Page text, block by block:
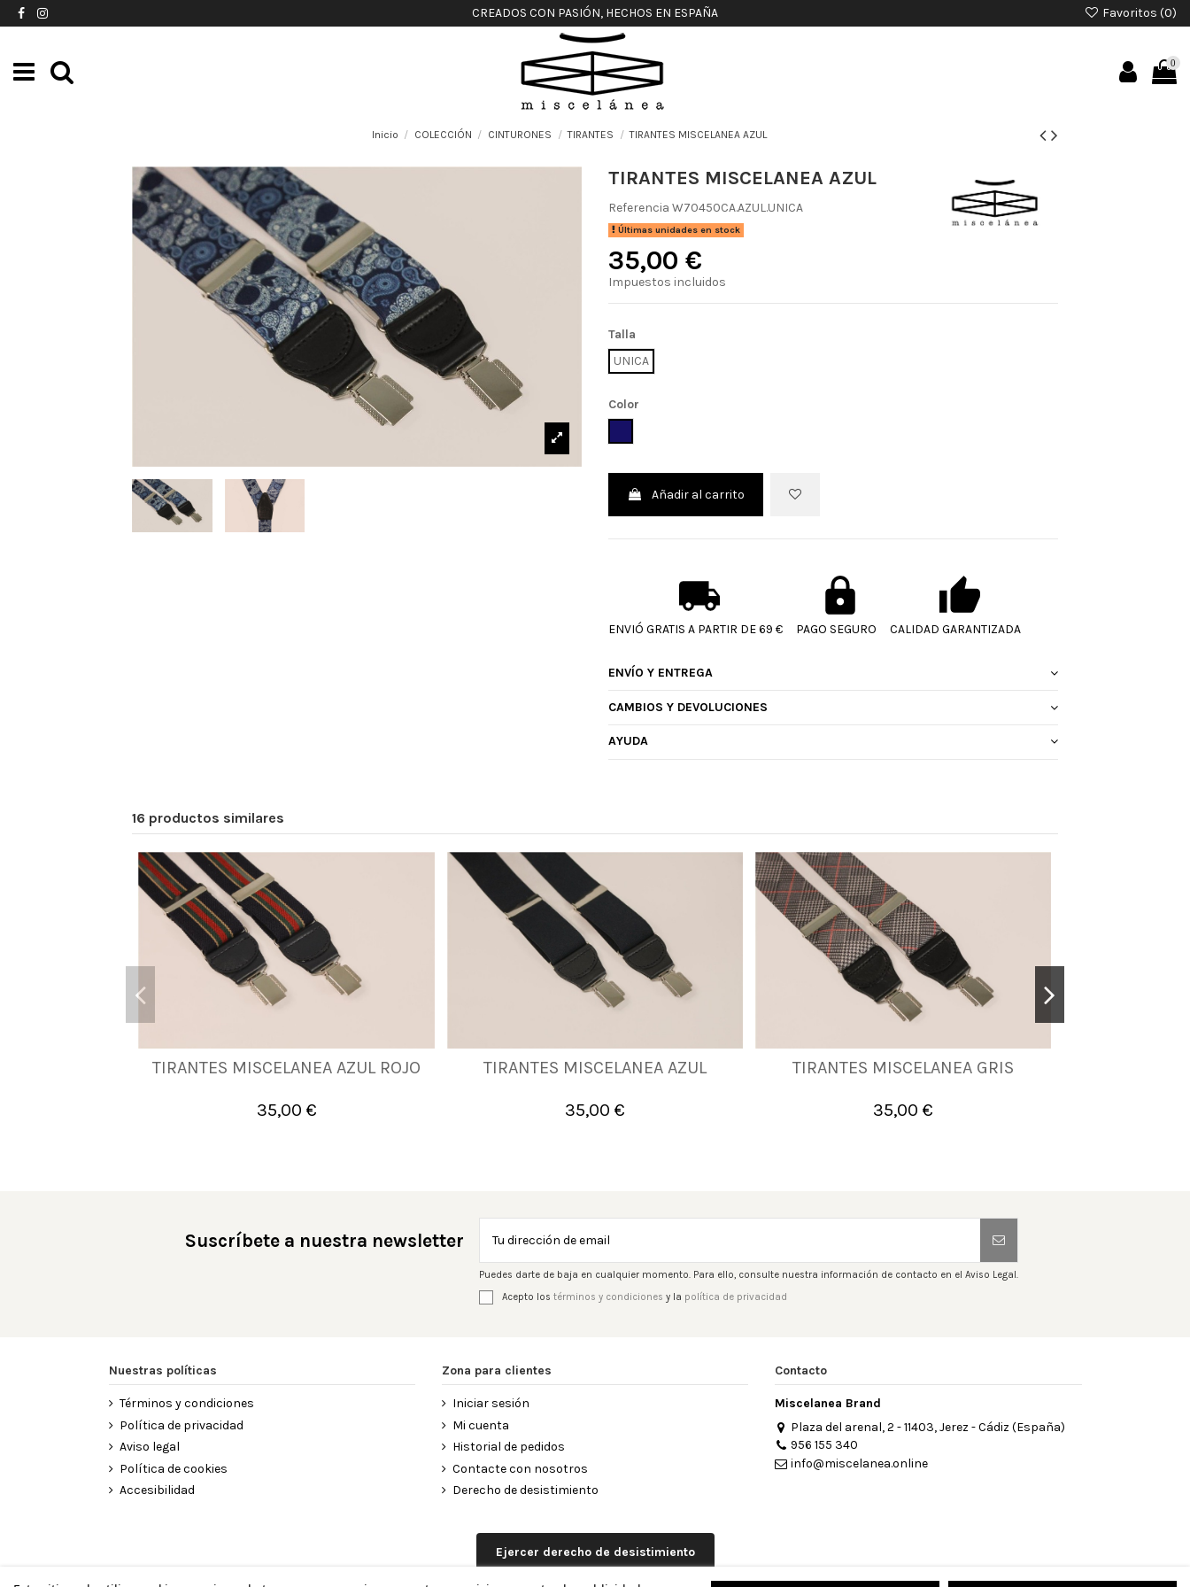
CREADOS CON PASIÓN, HECHOS EN ESPAÑA Favoritos (0)
0
Inicio COLECCIÓN CINTURONES TIRANTES TIRANTES MISCELANEA AZUL
TIRANTES MISCELANEA AZUL
Referencia W70450CA.AZUL.UNICA
Últimas unidades en stock
35,00 €
Impuestos incluidos
Talla
UNICA
Color
Añadir al carrito
ENVIÓ GRATIS A PARTIR DE 69 € PAGO SEGURO CALIDAD GARANTIZADA
ENVÍO Y ENTREGA
CAMBIOS Y DEVOLUCIONES
AYUDA
16 productos similares
TIRANTES MISCELANEA AZUL ROJO
35,00 €
UNICA
Añadir al carrito
TIRANTES MISCELANEA AZUL
35,00 €
UNICA
Añadir al carrito
TIRANTES MISCELANEA GRIS
35,00 €
UNICA
Añadir al carrito
Suscríbete a nuestra newsletter
Puedes darte de baja en cualquier momento. Para ello, consulte nuestra información de contacto en el Aviso Legal.
Acepto los términos y condiciones y la política de privacidad
Nuestras políticas
Términos y condiciones
Política de privacidad
Aviso legal
Política de cookies
Accesibilidad
Zona para clientes
Iniciar sesión
Mi cuenta
Historial de pedidos
Contacte con nosotros
Derecho de desistimiento
Contacto
Miscelanea Brand
Plaza del arenal, 2 - 11403, Jerez - Cádiz (España)
956 155 340
info@miscelanea.online
Ejercer derecho de desistimiento